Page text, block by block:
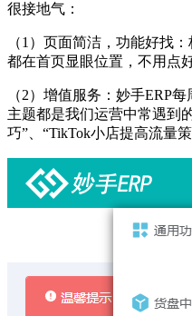
很接地气：
（1 ） 页面简洁，功能好找：
都在首页显眼位置，不用点
（2） 增值服务 ：妙手ERP每
主题都是我们运营中常遇到
巧”
“TikTok小店提高流量